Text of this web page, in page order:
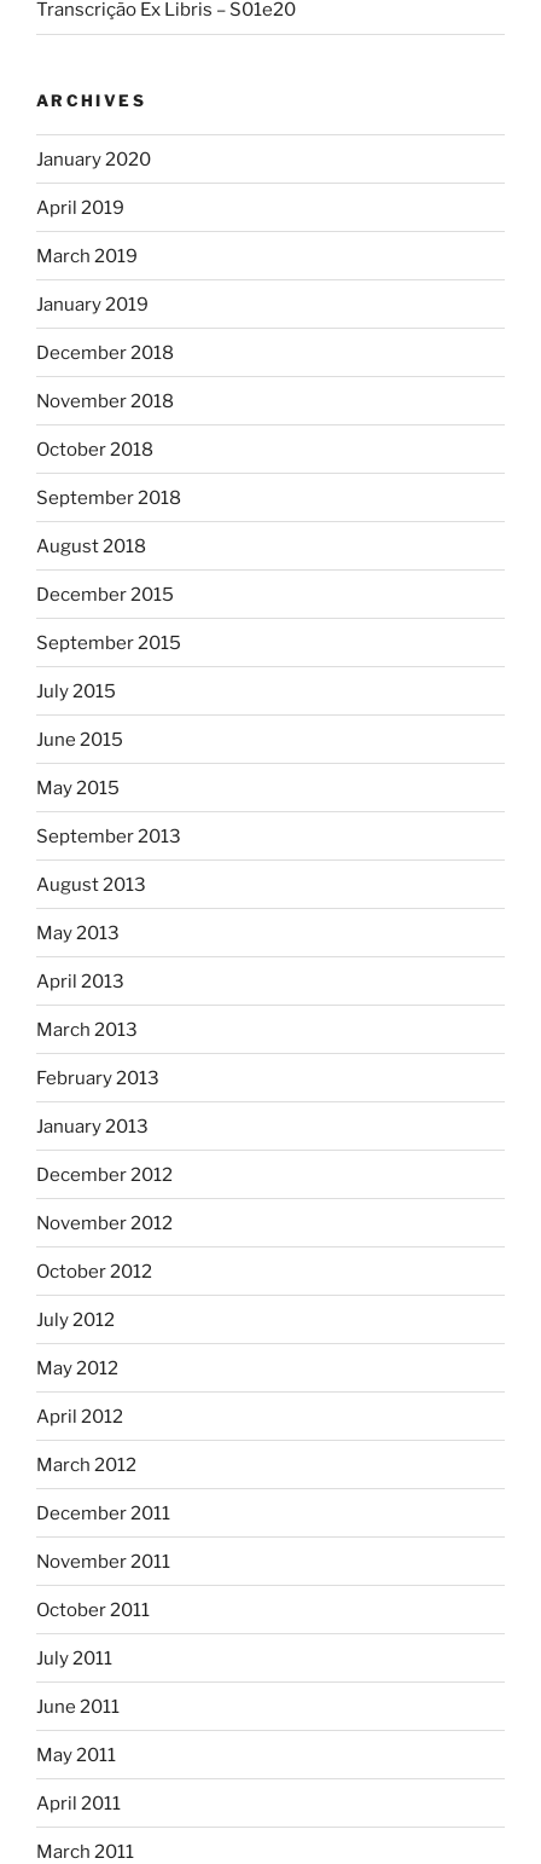
Transcrição Ex Libris – S01e20
ARCHIVES
January 2020
April 2019
March 2019
January 2019
December 2018
November 2018
October 2018
September 2018
August 2018
December 2015
September 2015
July 2015
June 2015
May 2015
September 2013
August 2013
May 2013
April 2013
March 2013
February 2013
January 2013
December 2012
November 2012
October 2012
July 2012
May 2012
April 2012
March 2012
December 2011
November 2011
October 2011
July 2011
June 2011
May 2011
April 2011
March 2011